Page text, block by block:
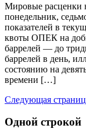
Мировые расценки
понедельник,
показателей в
квоты ОПЕК на
баррелей — до
баррелей в день,
состоянию на
времени […]
Следующая
Одной строкой